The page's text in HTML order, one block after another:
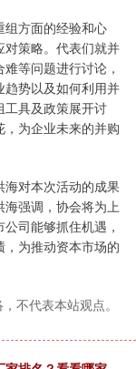
组方面的经验和心
策略。代表们就并
等问题进行讨论，
趋势以及如何利用并
工具及政策展开讨
为企业未来的并购
对本次活动的成果
强调，协会将为上
司能够抓住机遇，
为推动资本市场的
不代表本站观点。